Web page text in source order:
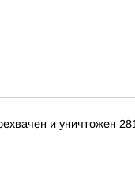
и уничтожен